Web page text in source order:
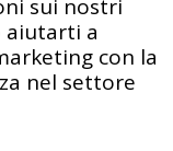
sui nostri
aiutarti a
con la
nel settore